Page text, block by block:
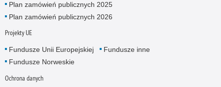
Plan zamówień publicznych 2025
Plan zamówień publicznych 2026
Projekty UE
Fundusze Unii Europejskiej
Fundusze inne
Fundusze Norweskie
Ochrona danych